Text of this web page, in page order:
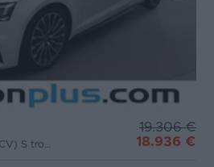
Coupe S line 2.0 TDI (190 CV) S tronic
19.306 €
18.936 €